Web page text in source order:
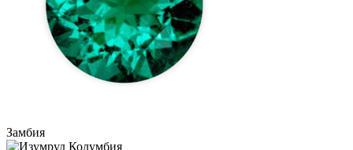
Замбия